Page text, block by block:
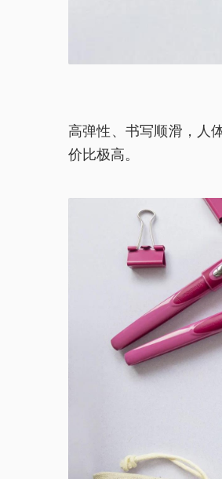
高弹性、书写顺滑，人
价比极高。